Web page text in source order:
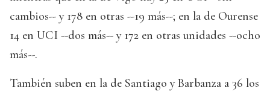
cambios-- y 178 en otras --19 más--; en la de Ourense
14 en UCI --dos más-- y 172 en otras unidades --ocho
más--.
También suben en la de Santiago y Barbanza a 36 los